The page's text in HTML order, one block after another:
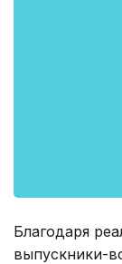
Благодаря
выпускники-